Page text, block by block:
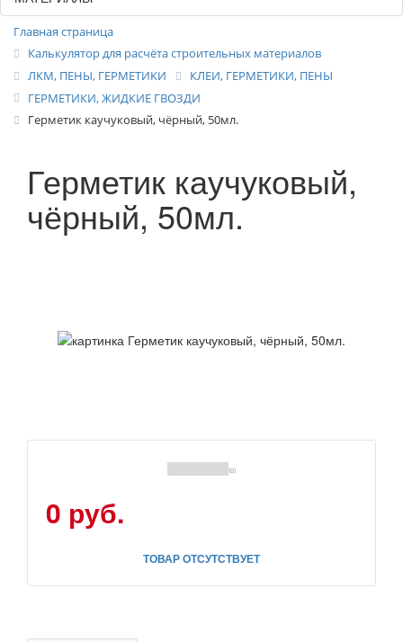
Главная страница
Калькулятор для расчёта строительных материалов
ЛКМ, ПЕНЫ, ГЕРМЕТИКИ
КЛЕИ, ГЕРМЕТИКИ, ПЕНЫ
ГЕРМЕТИКИ, ЖИДКИЕ ГВОЗДИ
Герметик каучуковый, чёрный, 50мл.
Герметик каучуковый,
чёрный, 50мл.
(0)
0 руб.
ТОВАР ОТСУТСТВУЕТ